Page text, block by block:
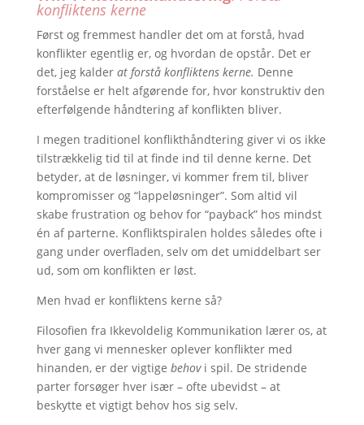
konfliktens kerne
Først og fremmest handler det om at forstå, hvad
konflikter egentlig er, og hvordan de opstår. Det er
det, jeg kalder at forstå konfliktens kerne. Denne
forståelse er helt afgørende for, hvor konstruktiv den
efterfølgende håndtering af konflikten bliver.
I megen traditionel konflikthåndtering giver vi os ikke
tilstrækkelig tid til at finde ind til denne kerne. Det
betyder, at de løsninger, vi kommer frem til, bliver
kompromisser og “lappeløsninger”. Som altid vil
skabe frustration og behov for “payback” hos mindst
én af parterne. Konfliktspiralen holdes således ofte i
gang under overfladen, selv om det umiddelbart ser
ud, som om konflikten er løst.
Men hvad er konfliktens kerne så?
Filosofien fra Ikkevoldelig Kommunikation lærer os, at
hver gang vi mennesker oplever konflikter med
hinanden, er der vigtige behov i spil. De stridende
parter forsøger hver især – ofte ubevidst – at
beskytte et vigtigt behov hos sig selv.